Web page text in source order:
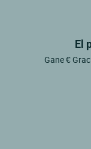
El
Gane €